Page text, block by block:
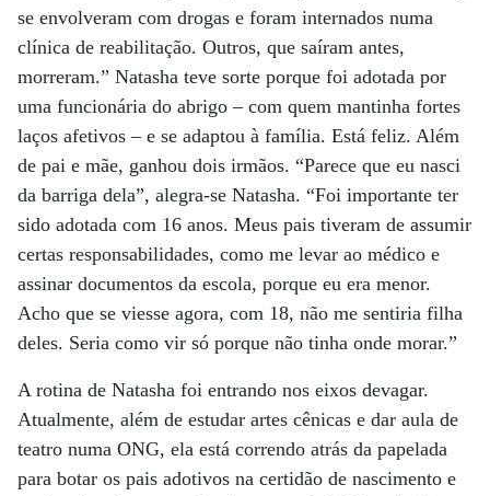
se envolveram com drogas e foram internados numa
clínica de reabilitação. Outros, que saíram antes,
morreram.” Natasha teve sorte porque foi adotada por
uma funcionária do abrigo – com quem mantinha fortes
laços afetivos – e se adaptou à família. Está feliz. Além
de pai e mãe, ganhou dois irmãos. “Parece que eu nasci
da barriga dela”, alegra-se Natasha. “Foi importante ter
sido adotada com 16 anos. Meus pais tiveram de assumir
certas responsabilidades, como me levar ao médico e
assinar documentos da escola, porque eu era menor.
Acho que se viesse agora, com 18, não me sentiria filha
deles. Seria como vir só porque não tinha onde morar.”
A rotina de Natasha foi entrando nos eixos devagar.
Atualmente, além de estudar artes cênicas e dar aula de
teatro numa ONG, ela está correndo atrás da papelada
para botar os pais adotivos na certidão de nascimento e